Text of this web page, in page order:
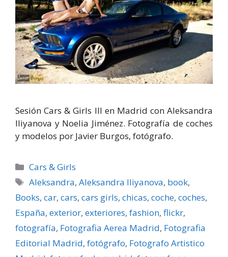
Sesión Cars & Girls III en Madrid con Aleksandra
Iliyanova y Noelia Jiménez. Fotografía de coches
y modelos por Javier Burgos, fotógrafo.
Categorías
Cars & Girls
Etiquetas
Aleksandra,Aleksandra Iliyanova, book,
Books, car, cars, cars girls, chicas, coche, coches,
España, exterior, exteriores, fashion, flickr,
fotografí­a, Fotografia Aerea Madrid, Fotografia
Editorial Madrid, fotógrafo, Fotografo Artistico